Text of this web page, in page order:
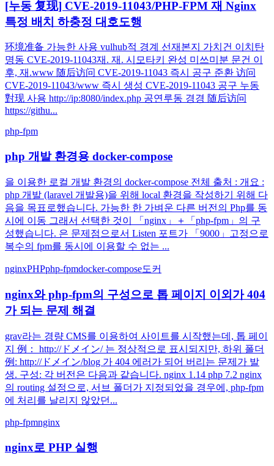
[누동 复现] CVE-2019-11043/PHP-FPM 재 Nginx
특정 배치 하충정 대호도행
环境准备 가능한 사용 vulhub적 경계 선재본지 가치건 이치탄
명동 CVE-2019-11043재. 재. 시모타키 완성 미쓰미분 문건 이
후, 재.www 随后访问 CVE-2019-11043 즉시 공구 준환 访问
CVE-2019-11043/www 즉시 생성 CVE-2019-11043 공구 누동
對现 사용 http://ip:8080/index.php 공연루동 경경 随后访问
https://githu...
php-fpm
php 개발 환경용 docker-compose
을 이용한 로컬 개발 환경의 docker-compose 전체 출처 : 개요 :
php 개발 (laravel 개발용)을 위해 local 환경을 작성하기 위해 다
음을 목표로했습니다. 가능한 한 가벼운 다른 버전의 Php를 동
시에 이동 그래서 선택한 것이 「nginx」＋「php-fpm」의 구
성했습니다. 은 문제점으로서 Listen 포트가 「9000」고정으로
복수의 fpm를 동시에 이용할 수 없는 ...
nginxPHPphp-fpmdocker-compose도커
nginx와 php-fpm의 구성으로 톱 페이지 이외가 404
가 되는 문제 해결
grav라는 경량 CMS를 이용하여 사이트를 시작했는데, 톱 페이
지 例： http://ドメイン/ 는 정상적으로 표시되지만, 하위 폴더
例: http://ドメイン/blog 가 404 에러가 되어 버리는 문제가 발
생. 구성: 각 버전은 다음과 같습니다. nginx 1.14 php 7.2 nginx
의 routing 설정으로, 서브 폴더가 지정되었을 경우에, php-fpm
에 처리를 날리지 않았던...
php-fpmnginx
nginx로 PHP 실행